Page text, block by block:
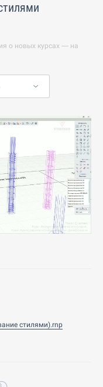
о новых курсах — на
стилями).rnp